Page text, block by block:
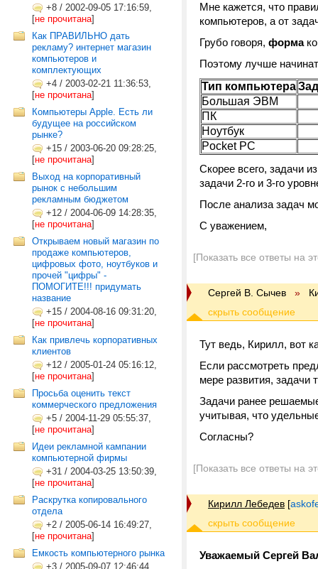
+8 / 2002-09-05 17:16:59,
[не прочитана]
Как ПРАВИЛЬНО дать
рекламу? интернет магазин
компьютеров и
комплектующих
+4 / 2003-02-21 11:36:53,
[не прочитана]
Компьютеры Apple. Есть ли
будущее на российском
рынке?
+15 / 2003-06-20 09:28:25,
[не прочитана]
Выход на корпоративный
рынок с небольшим
рекламным бюджетом
+12 / 2004-06-09 14:28:35,
[не прочитана]
Открываем новый магазин по
продаже компьютеров,
цифровых фото, ноутбуков и
прочей "цифры" -
ПОМОГИТЕ!!! придумать
название
+15 / 2004-08-16 09:31:20,
[не прочитана]
Как привлечь корпоративных
клиентов
+12 / 2005-01-24 05:16:12,
[не прочитана]
Просьба оценить текст
коммерческого предложения
+5 / 2004-11-29 05:55:37,
[не прочитана]
Идеи рекламной кампании
компьютерной фирмы
+31 / 2004-03-25 13:50:39,
[не прочитана]
Раскрутка копировального
отдела
+2 / 2005-06-14 16:49:27,
[не прочитана]
Емкость компьютерного рынка
+3 / 2005-09-07 12:46:44,
Мне кажется, что
компьютеров, а от
Грубо говоря, форма
Поэтому лучше
Тип компьютера
Большая ЭВМ
ПК
Ноутбук
Pocket PC
Скорее всего, задачи
задачи 2-го и 3-го
После анализа задач
С уважением,
[Показать все ответы на
Сергей В. Сычев »
Тут ведь, Кирилл, вот
Если рассмотреть
мере развития,
Задачи ранее
учитывая, что
Согласны?
[Показать все ответы на
Кирилл Лебедев [
Уважаемый Сергей